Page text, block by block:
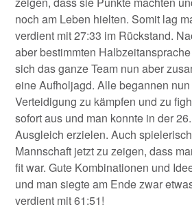
noch am Leben hielten. Somit lag
verdient mit 27:33 im Rückstand.
aber bestimmten
sich das ganze Team nun aber
eine Aufholjagd. Alle begannen
Verteidigung zu kämpfen und zu
sofort aus und man konnte in der
Ausgleich erzielen. Auch
Mannschaft jetzt zu zeigen, dass
fit war. Gute Kombinationen und
und man siegte am Ende zwar
verdient mit 61:51!